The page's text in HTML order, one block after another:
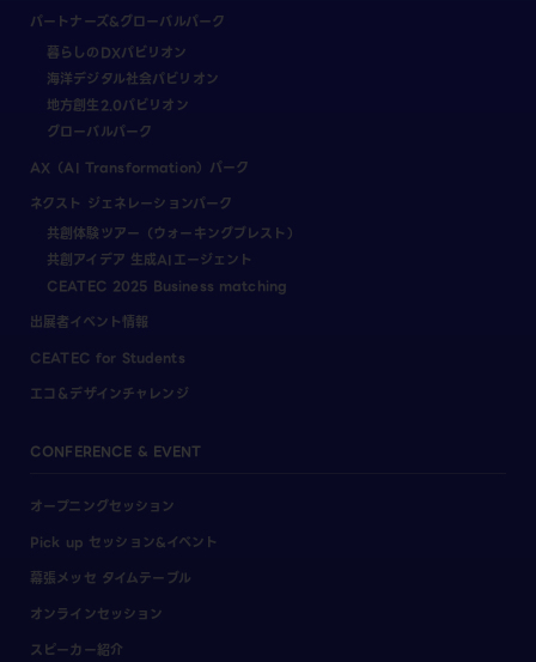
パートナーズ&グローバルパーク
暮らしのDXパビリオン
海洋デジタル社会パビリオン
地方創生2.0パビリオン
グローバルパーク
AX（AI Transformation）パーク
ネクスト ジェネレーションパーク
共創体験ツアー（ウォーキングブレスト）
共創アイデア 生成AIエージェント
CEATEC 2025 Business matching
出展者イベント情報
CEATEC for Students
エコ＆デザインチャレンジ
CONFERENCE & EVENT
オープニングセッション
Pick up セッション&イベント
幕張メッセ タイムテーブル
オンラインセッション
スピーカー紹介